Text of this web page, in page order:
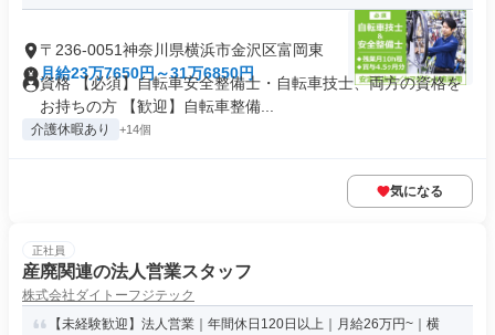
〒236-0051神奈川県横浜市金沢区富岡東
月給23万7650円～31万6850円
資格 【必須】自転車安全整備士・自転車技士、両方の資格を
お持ちの方 【歓迎】自転車整備...
介護休暇あり +14個
気になる
正社員
産廃関連の法人営業スタッフ
株式会社ダイトーフジテック
【未経験歓迎】法人営業｜年間休日120日以上｜月給26万円~｜横